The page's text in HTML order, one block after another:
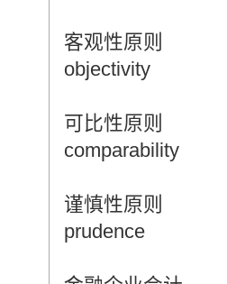
客观性原则
objectivity
可比性原则
comparability
谨慎性原则
prudence